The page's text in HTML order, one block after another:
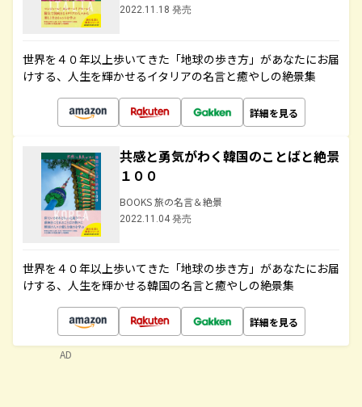
2022.11.18 発売
世界を４０年以上歩いてきた「地球の歩き方」があなたにお届
けする、人生を輝かせるイタリアの名言と癒やしの絶景集
詳細を見る
共感と勇気がわく韓国のことばと絶景
１００
BOOKS 旅の名言＆絶景
2022.11.04 発売
世界を４０年以上歩いてきた「地球の歩き方」があなたにお届
けする、人生を輝かせる韓国の名言と癒やしの絶景集
詳細を見る
AD